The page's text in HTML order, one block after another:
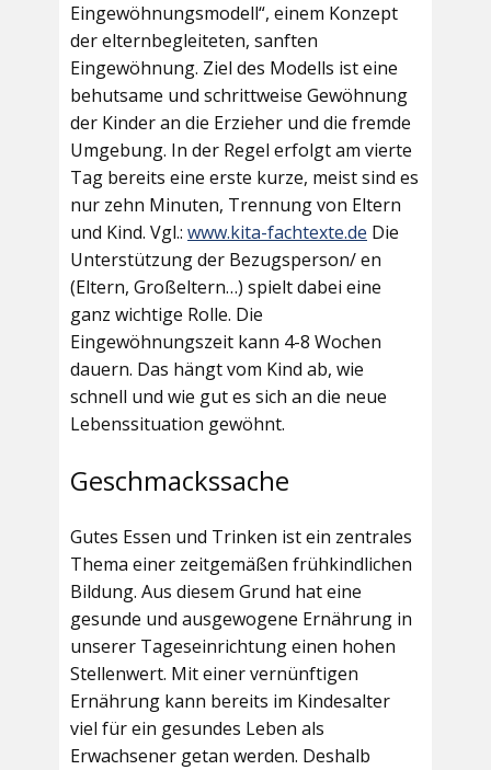
Eingewöhnungsmodell“, einem Konzept
der elternbegleiteten, sanften
Eingewöhnung. Ziel des Modells ist eine
behutsame und schrittweise Gewöhnung
der Kinder an die Erzieher und die fremde
Umgebung. In der Regel erfolgt am vierte
Tag bereits eine erste kurze, meist sind es
nur zehn Minuten, Trennung von Eltern
und Kind. Vgl.: www.kita-fachtexte.de Die
Unterstützung der Bezugsperson/ en
(Eltern, Großeltern…) spielt dabei eine
ganz wichtige Rolle. Die
Eingewöhnungszeit kann 4-8 Wochen
dauern. Das hängt vom Kind ab, wie
schnell und wie gut es sich an die neue
Lebenssituation gewöhnt.
Geschmackssache
Gutes Essen und Trinken ist ein zentrales
Thema einer zeitgemäßen frühkindlichen
Bildung. Aus diesem Grund hat eine
gesunde und ausgewogene Ernährung in
unserer Tageseinrichtung einen hohen
Stellenwert. Mit einer vernünftigen
Ernährung kann bereits im Kindesalter
viel für ein gesundes Leben als
Erwachsener getan werden. Deshalb